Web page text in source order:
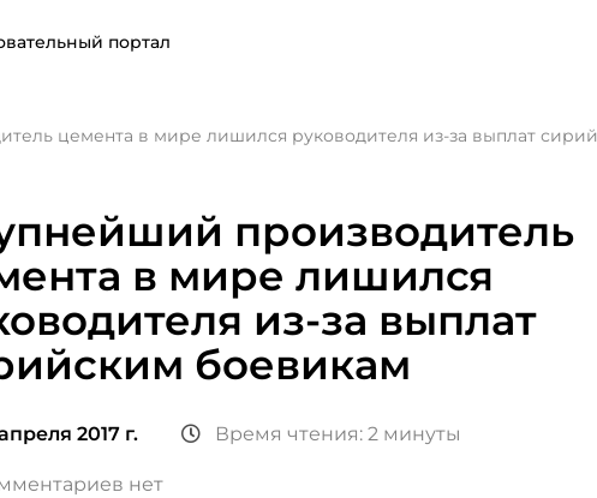
портал
цемента в мире лишился руководителя из-за выплат
производитель
в мире лишился
из-за выплат
боевикам
2017 г. Время чтения: 2 минуты
нет